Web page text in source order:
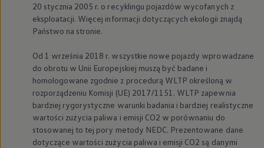
20 stycznia 2005 r. o recyklingu pojazdów wycofanych z
eksploatacji. Więcej informacji dotyczących ekologii znajdą
Państwo na stronie.
Od 1 września 2018 r. wszystkie nowe pojazdy wprowadzane
do obrotu w Unii Europejskiej muszą być badane i
homologowane zgodnie z procedurą WLTP określoną w
rozporządzeniu Komisji (UE) 2017/1151. WLTP zapewnia
bardziej rygorystyczne warunki badania i bardziej realistyczne
wartości zużycia paliwa i emisji CO2 w porównaniu do
stosowanej to tej pory metody NEDC. Prezentowane dane
dotyczące wartości zużycia paliwa i emisji CO2 są danymi